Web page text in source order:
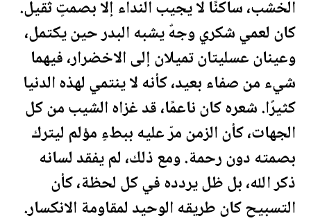
الخشب، ساكنًا لا يجيب النداء إلا بصمتٍ ثقيل.
كان لعمي شكري وجهٌ يشبه البدر حين يكتمل،
وعينان عسليتان تميلان إلى الاخضرار، فيهما
شيء من صفاء بعيد، كأنه لا ينتمي لهذه الدنيا
كثيرًا. شعره كان ناعمًا، قد غزاه الشيب من كل
الجهات، كأن الزمن مرّ عليه ببطءٍ مؤلم ليترك
بصمته دونرحمة. ومع ذلك، لم يفقد لسانه
ذكر الله، بل ظل يردده في كللحظة، كأن
التسبيح كان طريقه الوحيد لمقاومة الانكسار.